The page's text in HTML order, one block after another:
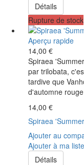
Détails
Rupture de stock
Aperçu rapide
14,00 €
Spiraea
par trilobata,
tardive que
d'automne
14,00 €
Spiraea
Ajouter au
Ajouter à ma
Détails